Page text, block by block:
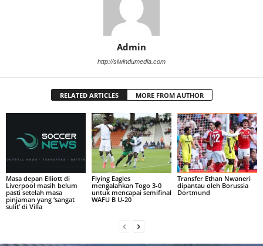
Admin
http://siwindumedia.com
RELATED ARTICLES MORE FROM AUTHOR
Masa depan Elliott di
Liverpool masih belum
pasti setelah masa
pinjaman yang ‘sangat
sulit’ di Villa
Flying Eagles
mengalahkan Togo 3-0
untuk mencapai semifinal
WAFU B U-20
Transfer Ethan Nwaneri
dipantau oleh Borussia
Dortmund